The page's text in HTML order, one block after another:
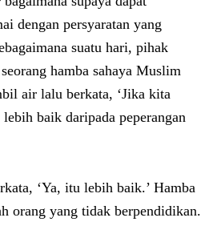
dengan persyaratan yang
suatu hari, pihak
hamba sahaya Muslim
air lalu berkata, ‘Jika kita
baik daripada peperangan
‘Ya, itu lebih baik.’ Hamba
orang yang tidak berpendidikan.